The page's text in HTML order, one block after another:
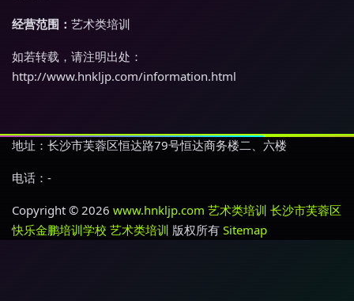
经营范围： 艺术类培训
如若转载，请注明出处：
http://www.hnkljp.com/information.html
地址：长沙市芙蓉区恒达路79号恒达商务楼二、六楼
电话：-
Copyright © 2026 www.hnkljp.com 艺术类培训 长沙市芙蓉区
快乐金鹏培训学校 艺术类培训 版权所有 Sitemap